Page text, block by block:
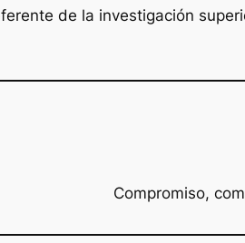
de la investigación
Compromiso,